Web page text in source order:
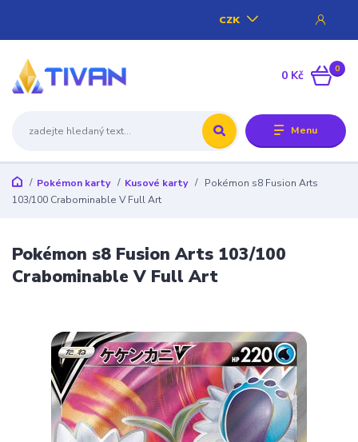
Menu
CZK
0
0 Kč
Pokémon karty Kusové karty
Pokémon s8 Fusion Arts
103/100 Crabominable V Full Art
Pokémon s8 Fusion Arts 103/100
Crabominable V Full Art